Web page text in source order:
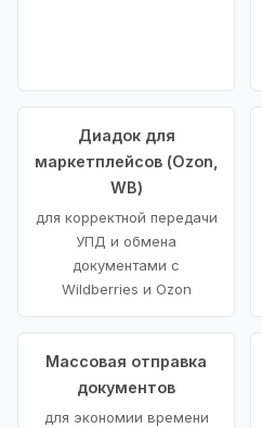
Диадок для
маркетплейсов (Ozon,
WB)
для корректной передачи
УПД и обмена
документами с
Wildberries и Ozon
Массовая отправка
документов
для экономии времени